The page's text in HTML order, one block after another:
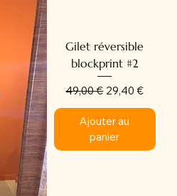
Gilet réversible
blockprint #2
Prix original
49,00 € Prix
29,40 €
Ajouter au
panier